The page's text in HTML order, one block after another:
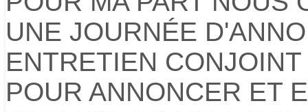
UNE JOURNÉE
ENTRETIEN
POUR ANNONCER ET